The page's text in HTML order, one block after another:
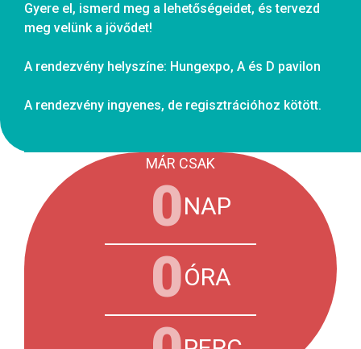
Gyere el, ismerd meg a lehetőségeidet, és tervezd
meg velünk a jövődet!
A rendezvény helyszíne: Hungexpo, A és D pavilon
A rendezvény ingyenes, de regisztrációhoz kötött.
MÁR CSAK
0NAP
0ÓRA